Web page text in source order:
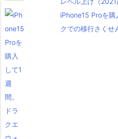
iPhone15 Proを購
クでの移行さくせ